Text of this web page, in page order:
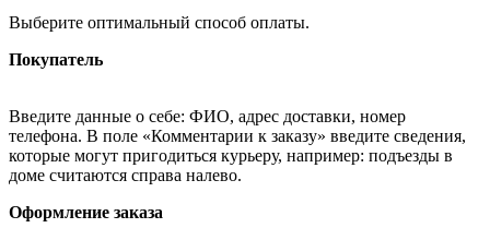
Выберите оптимальный способ оплаты.
Покупатель
Введите данные о себе: ФИО, адрес доставки, номер
телефона. В поле «Комментарии к заказу» введите сведения,
которые могут пригодиться курьеру, например: подъезды в
доме считаются справа налево.
Оформление заказа